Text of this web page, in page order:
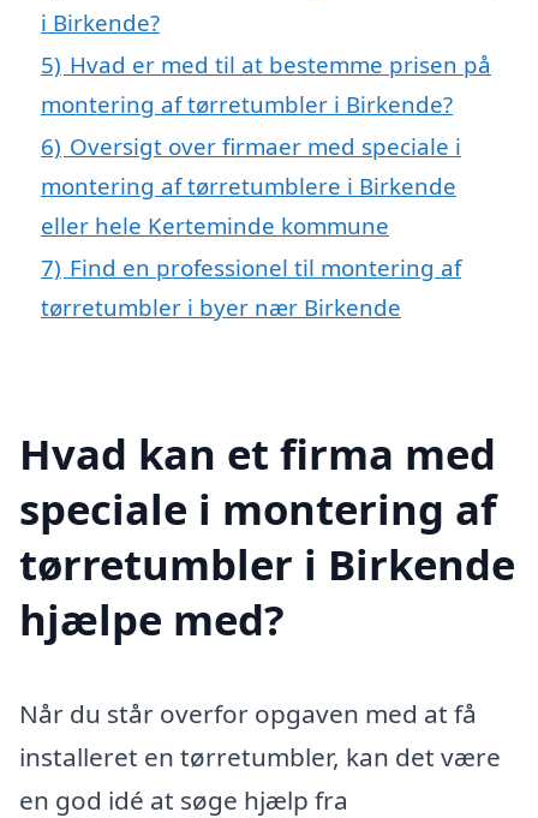
i Birkende?
5) Hvad er med til at bestemme prisen på
montering af tørretumbler i Birkende?
6) Oversigt over firmaer med speciale i
montering af tørretumblere i Birkende
eller hele Kerteminde kommune
7) Find en professionel til montering af
tørretumbler i byer nær Birkende
Hvad kan et firma med
speciale i montering af
tørretumbler i Birkende
hjælpe med?
Når du står overfor opgaven med at få
installeret en tørretumbler, kan det være
en god idé at søge hjælp fra